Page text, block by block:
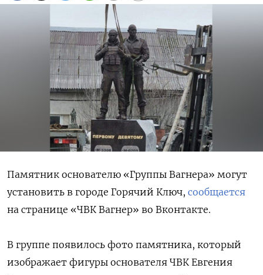
Памятник основателю «Группы Вагнера» могут
установить в городе Горячий Ключ, сообщается
на странице «ЧВК Вагнер» во Вконтакте.
В группе появилось фото памятника, который
изображает фигуры основателя ЧВК Евгения